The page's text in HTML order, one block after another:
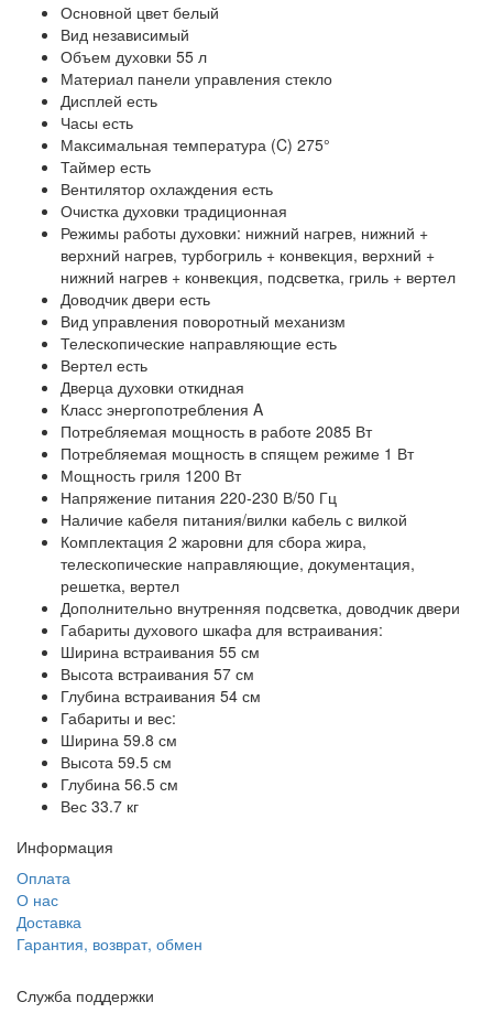
Основной цвет белый
Вид независимый
Объем духовки 55 л
Материал панели управления стекло
Дисплей есть
Часы есть
Максимальная температура (C) 275°
Таймер есть
Вентилятор охлаждения есть
Очистка духовки традиционная
Режимы работы духовки: нижний нагрев, нижний +
верхний нагрев, турбогриль + конвекция, верхний +
нижний нагрев + конвекция, подсветка, гриль + вертел
Доводчик двери есть
Вид управления поворотный механизм
Телескопические направляющие есть
Вертел есть
Дверца духовки откидная
Класс энергопотребления A
Потребляемая мощность в работе 2085 Вт
Потребляемая мощность в спящем режиме 1 Вт
Мощность гриля 1200 Вт
Напряжение питания 220-230 В/50 Гц
Наличие кабеля питания/вилки кабель с вилкой
Комплектация 2 жаровни для сбора жира,
телескопические направляющие, документация,
решетка, вертел
Дополнительно внутренняя подсветка, доводчик двери
Габариты духового шкафа для встраивания:
Ширина встраивания 55 см
Высота встраивания 57 см
Глубина встраивания 54 см
Габариты и вес:
Ширина 59.8 см
Высота 59.5 см
Глубина 56.5 см
Вес 33.7 кг
Информация
Оплата
О нас
Доставка
Гарантия, возврат, обмен
Служба поддержки